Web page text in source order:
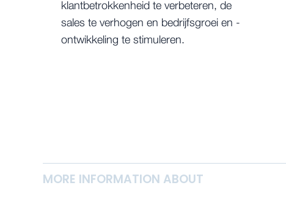
klantbetrokkenheid te verbeteren, de
sales te verhogen en bedrijfsgroei en -
ontwikkeling te stimuleren.
MORE INFORMATION ABOUT